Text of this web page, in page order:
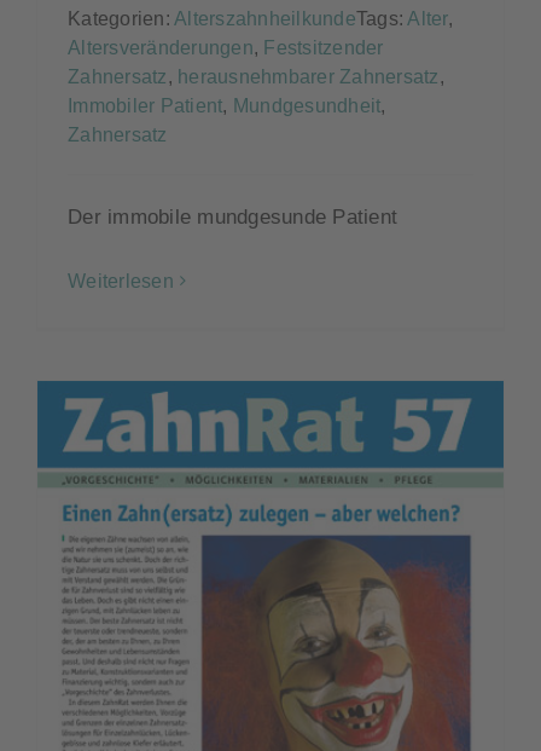
Kategorien: AlterszahnheilkundeTags: Alter,
Altersveränderungen, Festsitzender
Zahnersatz, herausnehmbarer Zahnersatz,
Immobiler Patient, Mundgesundheit,
Zahnersatz
Der immobile mundgesunde Patient
Weiterlesen